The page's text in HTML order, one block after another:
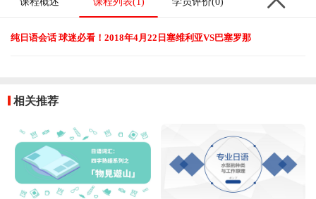
纯日语会话 球迷必看！2018年4月22日塞维利亚VS巴塞罗那
相关推荐